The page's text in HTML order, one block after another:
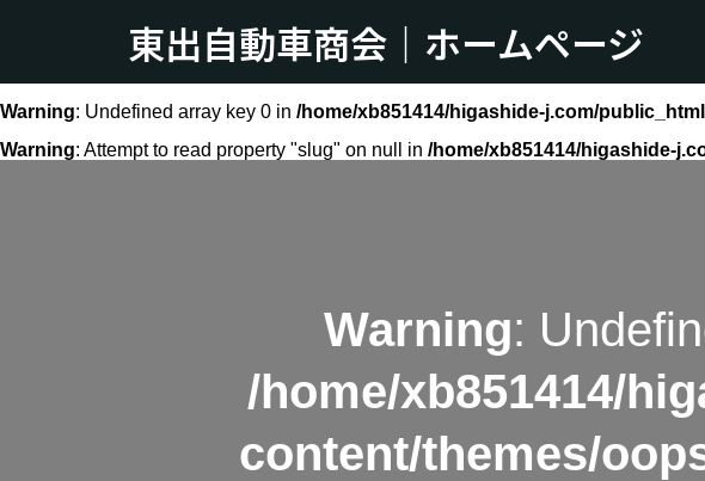
東出自動車商会｜ホームページ
Warning: Undefined array key 0 in /home/xb851414/higashide-j.com/
Warning: Attempt to read property "slug" on null in /home/xb851414/higashide-
Warning:
/home/xb851414/
content/themes/